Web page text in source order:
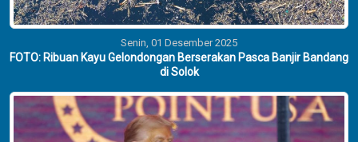
Senin, 01 Desember 2025
FOTO: Ribuan Kayu Gelondongan Berserakan Pasca Banjir Bandang
di Solok